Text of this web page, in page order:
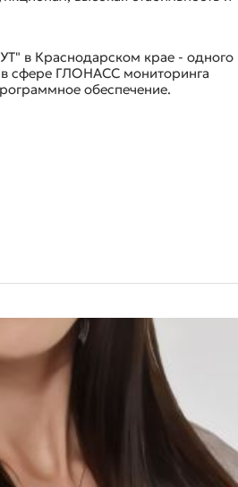
в Краснодарском крае - одного
сфере ГЛОНАСС мониторинга
обеспечение.